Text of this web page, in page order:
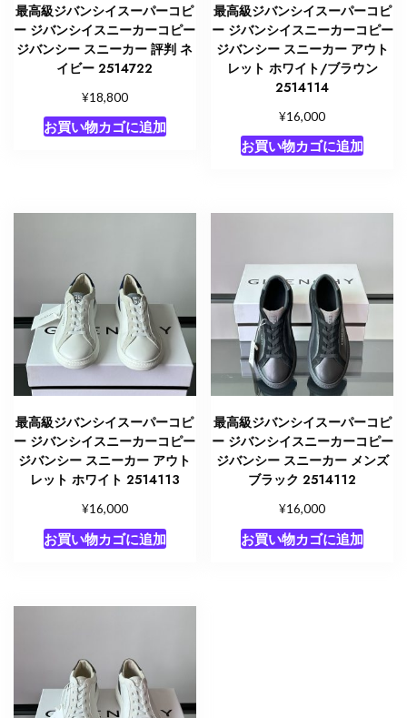
最高級ジバンシイスーパーコピ
ー ジバンシイスニーカーコピー
ジバンシー スニーカー 評判 ネ
イビー 2514722
¥18,800
お買い物カゴに追加
最高級ジバンシイスーパーコピ
ー ジバンシイスニーカーコピー
ジバンシー スニーカー アウト
レット ホワイト/ブラウン
2514114
¥16,000
お買い物カゴに追加
最高級ジバンシイスーパーコピ
ー ジバンシイスニーカーコピー
ジバンシー スニーカー アウト
レット ホワイト 2514113
¥16,000
お買い物カゴに追加
最高級ジバンシイスーパーコピ
ー ジバンシイスニーカーコピー
ジバンシー スニーカー メンズ
ブラック 2514112
¥16,000
お買い物カゴに追加